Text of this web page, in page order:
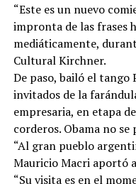
“Este es un nuevo
impronta de las frases
mediáticamente,
Cultural Kirchner.
De paso, bailó el tango
invitados de la
empresaria, en etapa
corderos. Obama no
“Al gran pueblo
Mauricio Macri aportó
“Su visita es en el